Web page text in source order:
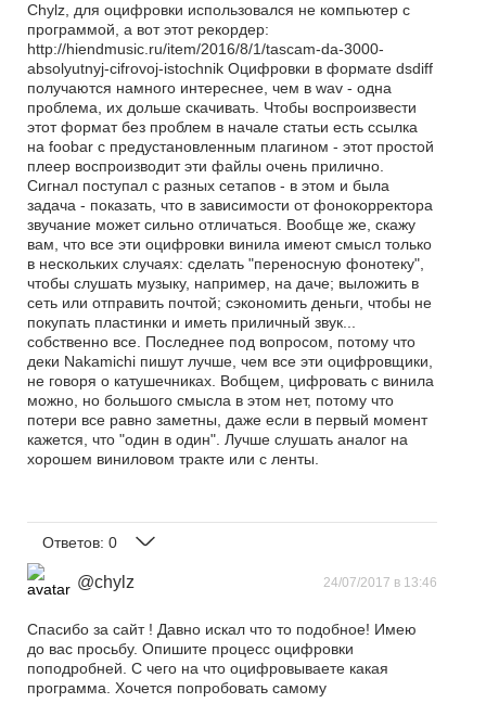
Chylz, для оцифровки использовался не компьютер с
программой, а вот этот рекордер:
http://hiendmusic.ru/item/2016/8/1/tascam-da-3000-
absolyutnyj-cifrovoj-istochnik Оцифровки в формате dsdiff
получаются намного интереснее, чем в wav - одна
проблема, их дольше скачивать. Чтобы воспроизвести
этот формат без проблем в начале статьи есть ссылка
на foobar с предустановленным плагином - этот простой
плеер воспроизводит эти файлы очень прилично.
Сигнал поступал с разных сетапов - в этом и была
задача - показать, что в зависимости от фонокорректора
звучание может сильно отличаться. Вообще же, скажу
вам, что все эти оцифровки винила имеют смысл только
в нескольких случаях: сделать "переносную фонотеку",
чтобы слушать музыку, например, на даче; выложить в
сеть или отправить почтой; сэкономить деньги, чтобы не
покупать пластинки и иметь приличный звук...
собственно все. Последнее под вопросом, потому что
деки Nakamichi пишут лучше, чем все эти оцифровщики,
не говоря о катушечниках. Вобщем, цифровать с винила
можно, но большого смысла в этом нет, потому что
потери все равно заметны, даже если в первый момент
кажется, что "один в один". Лучше слушать аналог на
хорошем виниловом тракте или с ленты.
Ответов: 0
@chylz 24/07/2017 в 13:46
Спасибо за сайт ! Давно искал что то подобное! Имею
до вас просьбу. Опишите процесс оцифровки
поподробней. С чего на что оцифровываете какая
программа. Хочется попробовать самому